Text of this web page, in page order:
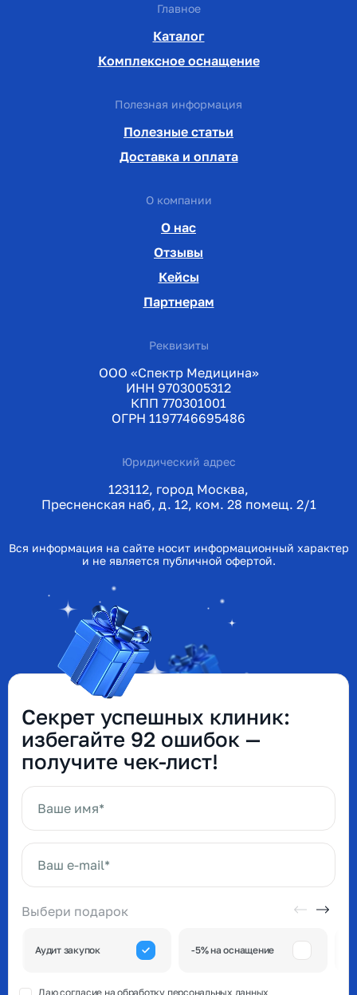
Главное
Каталог
Комплексное оснащение
Полезная информация
Полезные статьи
Доставка и оплата
О компании
О нас
Отзывы
Кейсы
Партнерам
Реквизиты
ООО «Спектр Медицина»
ИНН 9703005312
КПП 770301001
ОГРН 1197746695486
Юридический адрес
123112, город Москва,
Пресненская наб, д. 12, ком. 28 помещ. 2/1
Вся информация на сайте носит информационный характер
и не является публичной офертой.
Секрет успешных клиник:
избегайте 92 ошибок —
получите чек-лист!
Выбери подарок
Аудит закупок -5% на оснащение
Даю согласие на обработку персональных данных